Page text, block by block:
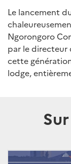
Le lancement
Ngorongoro
par le directeur
cette
lodge,